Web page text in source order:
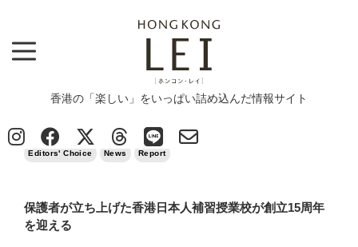
香港の「楽しい」をいっぱい詰め込んだ情報サイト
Editors' Choice > 保護者が立ち上げた香港日本人補習授業校が創立15周年を迎える
Editors' Choice News Report
保護者が立ち上げた香港日本人補習授業校が創立15周年
を迎える